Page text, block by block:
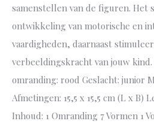
samenstellen van de figuren. Het
ontwikkeling van motorische en
vaardigheden, daarnaast
verbeeldingskracht van jouw kind.
omranding: rood Geslacht: junior
Afmetingen: 15,5 x 15,5 cm (L x B)
Inhoud: 1 Omranding 7 Vormen 1